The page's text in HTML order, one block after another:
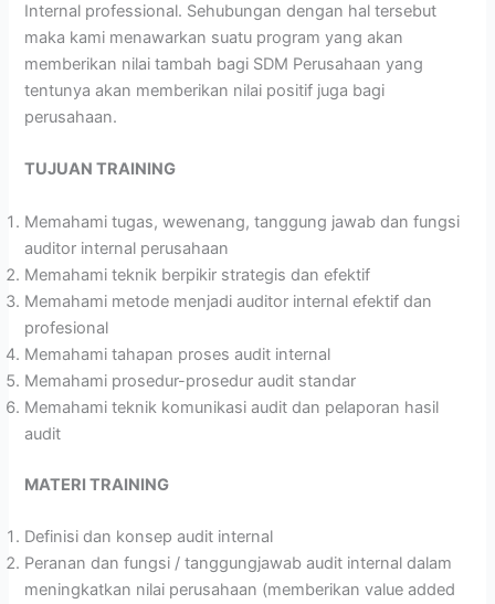
Internal professional. Sehubungan dengan hal tersebut
maka kami menawarkan suatu program yang akan
memberikan nilai tambah bagi SDM Perusahaan yang
tentunya akan memberikan nilai positif juga bagi
perusahaan.
TUJUAN TRAINING
Memahami tugas, wewenang, tanggung jawab dan fungsi
auditor internal perusahaan
Memahami teknik berpikir strategis dan efektif
Memahami metode menjadi auditor internal efektif dan
profesional
Memahami tahapan proses audit internal
Memahami prosedur-prosedur audit standar
Memahami teknik komunikasi audit dan pelaporan hasil
audit
MATERI TRAINING
Definisi dan konsep audit internal
Peranan dan fungsi / tanggungjawab audit internal dalam
meningkatkan nilai perusahaan (memberikan value added